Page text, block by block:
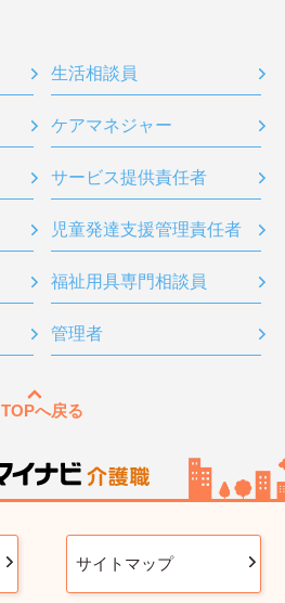
生活相談員
ケアマネジャー
サービス提供責任者
児童発達支援管理責任者
福祉用具専門相談員
管理者
TOPへ戻る
サイトマップ